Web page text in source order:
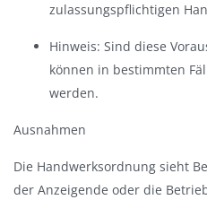
zulassungspflichtigen
Hinweis: Sind diese
können in bestimmten
werden.
Ausnahmen
Die Handwerksordnung sieht
der Anzeigende oder die